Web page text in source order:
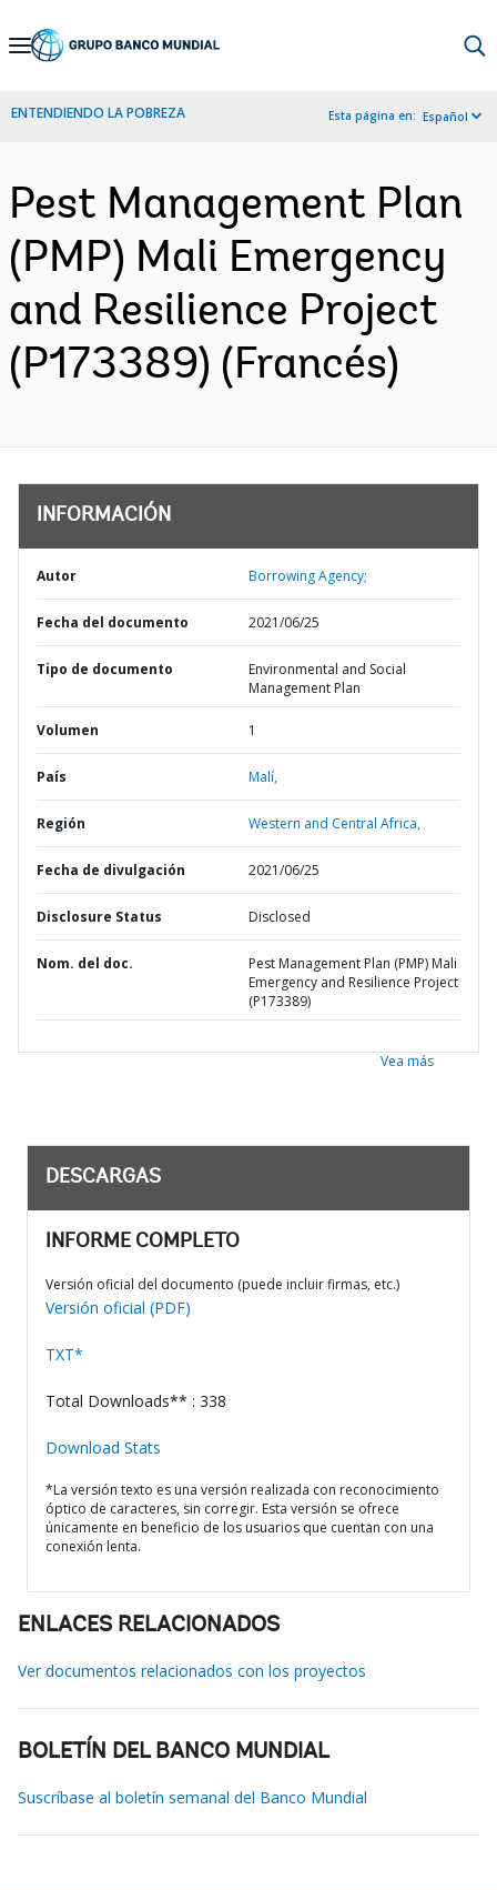
Skip
Navigation
ENTENDIENDO LA POBREZA Esta página en: Español
Pest Management Plan
(PMP) Mali Emergency
and Resilience Project
(P173389) (Francés)
INFORMACIÓN
Autor Borrowing Agency;
Fecha del documento 2021/06/25
Tipo de documento
Environmental and Social
Management Plan
Volumen 1
País Malí,
Región Western and Central Africa,
Fecha de divulgación 2021/06/25
Disclosure Status Disclosed
Nom. del doc.
Pest Management Plan (PMP) Mali
Emergency and Resilience Project
(P173389)
Vea más
DESCARGAS
INFORME COMPLETO
Versión oficial del documento (puede incluir firmas, etc.)
Versión oficial (PDF)
TXT*
Total Downloads** : 338
Download Stats
*La versión texto es una versión realizada con reconocimiento
óptico de caracteres, sin corregir. Esta versión se ofrece
únicamente en beneficio de los usuarios que cuentan con una
conexión lenta.
ENLACES RELACIONADOS
Ver documentos relacionados con los proyectos
BOLETÍN DEL BANCO MUNDIAL
Suscríbase al boletín semanal del Banco Mundial